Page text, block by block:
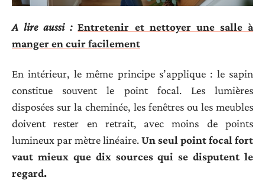
A lire aussi : Entretenir et nettoyer une salle à
manger en cuir facilement
En intérieur, le même principe s’applique : le sapin
constitue souvent le point focal. Les lumières
disposées sur la cheminée, les fenêtres ou les meubles
doivent rester en retrait, avec moins de points
lumineux par mètre linéaire.Un seul point focal fort
vaut mieux que dix sources qui se disputent le
regard.